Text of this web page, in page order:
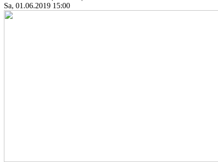
Sa, 01.06.2019 15:00